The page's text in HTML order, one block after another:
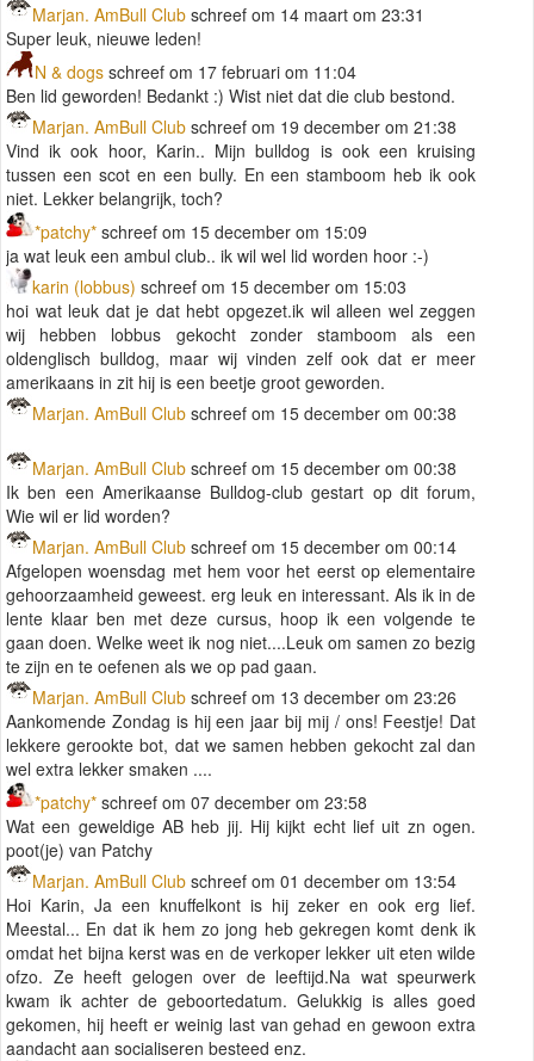
Marjan. AmBull Club schreef om 14 maart om 23:31
Super leuk, nieuwe leden!
N & dogs schreef om 17 februari om 11:04
Ben lid geworden! Bedankt :) Wist niet dat die club bestond.
Marjan. AmBull Club schreef om 19 december om 21:38
Vind ik ook hoor, Karin.. Mijn bulldog is ook een kruising
tussen een scot en een bully. En een stamboom heb ik ook
niet. Lekker belangrijk, toch?
*patchy* schreef om 15 december om 15:09
ja wat leuk een ambul club.. ik wil wel lid worden hoor :-)
karin (lobbus) schreef om 15 december om 15:03
hoi wat leuk dat je dat hebt opgezet.ik wil alleen wel zeggen
wij hebben lobbus gekocht zonder stamboom als een
oldenglisch bulldog, maar wij vinden zelf ook dat er meer
amerikaans in zit hij is een beetje groot geworden.
Marjan. AmBull Club schreef om 15 december om 00:38
Marjan. AmBull Club schreef om 15 december om 00:38
Ik ben een Amerikaanse Bulldog-club gestart op dit forum,
Wie wil er lid worden?
Marjan. AmBull Club schreef om 15 december om 00:14
Afgelopen woensdag met hem voor het eerst op elementaire
gehoorzaamheid geweest. erg leuk en interessant. Als ik in de
lente klaar ben met deze cursus, hoop ik een volgende te
gaan doen. Welke weet ik nog niet....Leuk om samen zo bezig
te zijn en te oefenen als we op pad gaan.
Marjan. AmBull Club schreef om 13 december om 23:26
Aankomende Zondag is hij een jaar bij mij / ons! Feestje! Dat
lekkere gerookte bot, dat we samen hebben gekocht zal dan
wel extra lekker smaken ....
*patchy* schreef om 07 december om 23:58
Wat een geweldige AB heb jij. Hij kijkt echt lief uit zn ogen.
poot(je) van Patchy
Marjan. AmBull Club schreef om 01 december om 13:54
Hoi Karin, Ja een knuffelkont is hij zeker en ook erg lief.
Meestal... En dat ik hem zo jong heb gekregen komt denk ik
omdat het bijna kerst was en de verkoper lekker uit eten wilde
ofzo. Ze heeft gelogen over de leeftijd.Na wat speurwerk
kwam ik achter de geboortedatum. Gelukkig is alles goed
gekomen, hij heeft er weinig last van gehad en gewoon extra
aandacht aan socialiseren besteed enz.